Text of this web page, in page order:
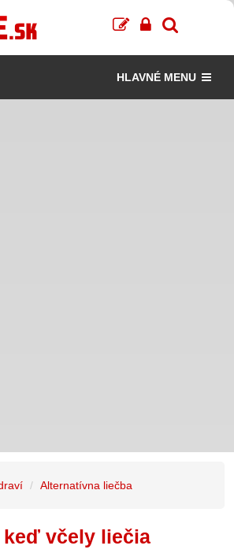
HLAVNÉ MENU
Alternatívna liečba
keď včely liečia